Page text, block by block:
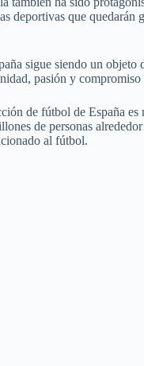
deportivas que
sigue siendo un
pasión y
de fútbol de España
de personas
al fútbol.